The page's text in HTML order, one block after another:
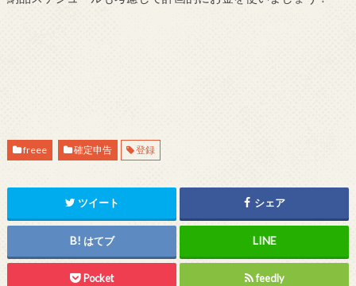
freee 確定申告 登録
ツイート シェア
はてブ
Pocket feedly